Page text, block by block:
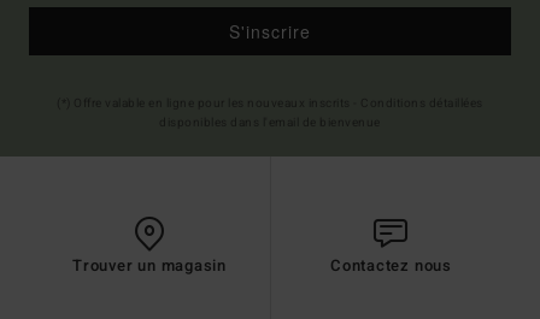
S'inscrire
Trouver un magasin Contactez nous